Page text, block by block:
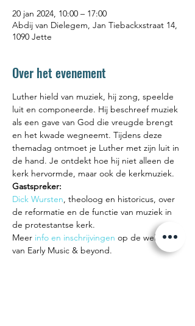
20 jan 2024, 10:00 – 17:00
Abdij van Dielegem, Jan Tiebackxstraat 14,
1090 Jette
Over het evenement
Luther hield van muziek, hij zong, speelde
luit en componeerde. Hij beschreef muziek
als een gave van God die vreugde brengt
en het kwade wegneemt. Tijdens deze
themadag ontmoet je Luther met zijn luit in
de hand. Je ontdekt hoe hij niet alleen de
kerk hervormde, maar ook de kerkmuziek.
Gastspreker:
Dick Wursten, theoloog en historicus, over
de reformatie en de functie van muziek in
de protestantse kerk.
Meer info en inschrijvingen op de website
van Early Music & beyond.